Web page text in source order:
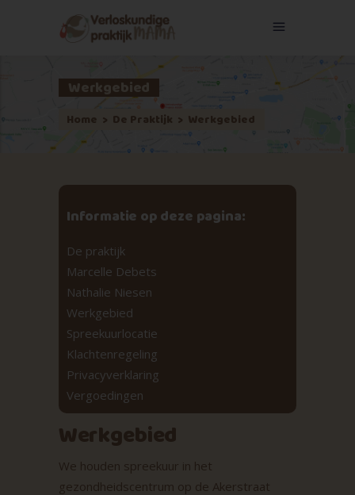
Werkgebied
Home > De Praktijk > Werkgebied
Informatie op deze pagina:
De praktijk
Marcelle Debets
Nathalie Niesen
Werkgebied
Spreekuurlocatie
Klachtenregeling
Privacyverklaring
Vergoedingen
Werkgebied
We houden spreekuur in het
gezondheidscentrum op de Akerstraat